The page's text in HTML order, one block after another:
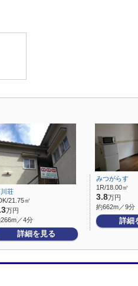
荘
21.75㎡
万円
／4分
詳細を見る
みつがらす
1R/18.00㎡
3.8万円
約662m／9分
詳細